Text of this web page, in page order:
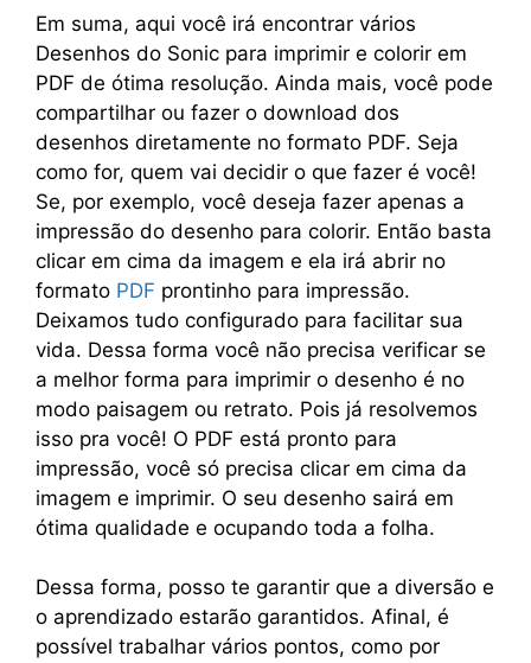
Em suma, aqui você irá encontrar vários
Desenhos do Sonic para imprimir e colorir em
PDF de ótima resolução. Ainda mais, você pode
compartilhar ou fazer o download dos
desenhos diretamente no formato PDF. Seja
como for, quem vai decidir o que fazer é você!
Se, por exemplo, você deseja fazer apenas a
impressão do desenho para colorir. Então basta
clicar em cima da imagem e ela irá abrir no
formato PDF prontinho para impressão.
Deixamos tudo configurado para facilitar sua
vida. Dessa forma você não precisa verificar se
a melhor forma para imprimir o desenho é no
modo paisagem ou retrato. Pois já resolvemos
isso pra você! O PDF está pronto para
impressão, você só precisa clicar em cima da
imagem e imprimir. O seu desenho sairá em
ótima qualidade e ocupando toda a folha.
Dessa forma, posso te garantir que a diversão e
o aprendizado estarão garantidos. Afinal, é
possível trabalhar vários pontos, como por